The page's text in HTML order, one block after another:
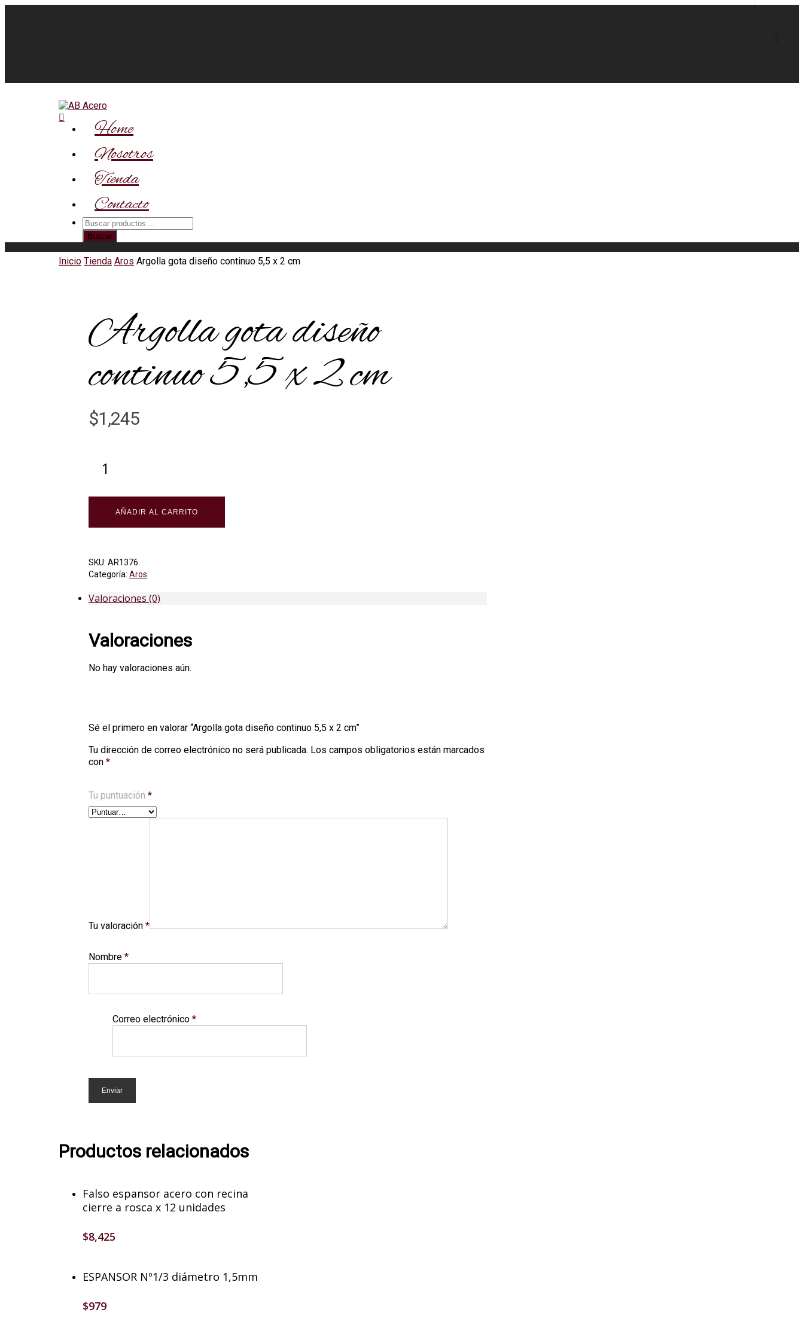
Home
Nosotros
Tienda
Contacto
Búsqueda
de
productos
Buscar
Inicio Tienda Aros Argolla gota diseño continuo 5,5 x 2 cm
Argolla gota diseño
continuo 5,5 x 2 cm
$1,245
AÑADIR AL CARRITO
SKU: AR1376
Categoría: Aros
Valoraciones (0)
Valoraciones
No hay valoraciones aún.
Sé el primero en valorar “Argolla gota diseño continuo 5,5 x 2 cm”
Tu dirección de correo electrónico no será publicada. Los campos obligatorios están marcados
con *
Tu puntuación *
Tu valoración *
Nombre *
Correo electrónico *
Productos relacionados
Falso espansor acero con recina
cierre a rosca x 12 unidades
$8,425
Añadir Al Carrito
ESPANSOR Nº1/3 diámetro 1,5mm
$979